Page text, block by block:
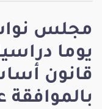
مجلس
يوما
قانون
بالموافقة